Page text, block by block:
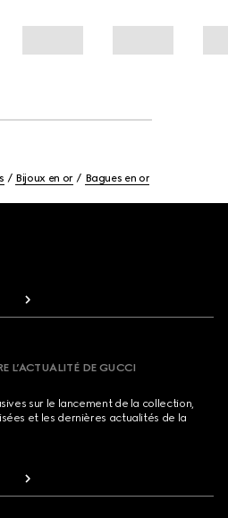
Bijoux en or Bagues en or
L’ACTUALITÉ DE GUCCI
sur le lancement de la collection,
et les dernières actualités de la